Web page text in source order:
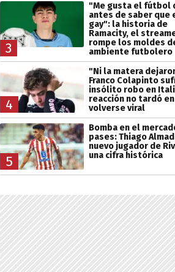
3
"Me gusta el fútbol
antes de saber que
gay": la historia de
Ramacity, el
rompe los moldes
ambiente futbolero
4
"Ni la matera
Franco Colapinto
insólito robo en
reacción no tardó en
volverse viral
5
Bomba en el
pases: Thiago
nuevo jugador de
una cifra histórica